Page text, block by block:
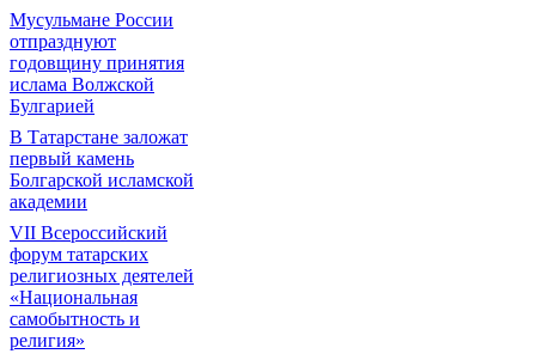
Мусульмане России
отпразднуют
годовщину принятия
ислама Волжской
Булгарией
В Татарстане заложат
первый камень
Болгарской исламской
академии
VII Всероссийский
форум татарских
религиозных деятелей
«Национальная
самобытность и
религия»